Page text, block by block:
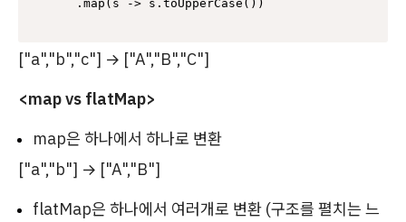
["a","b","c"] → ["A","B","C"]
<map vs flatMap>
map은 하나에서 하나로 변환
["a","b"] → ["A","B"]
flatMap은 하나에서 여러개로 변환 (구조를 펼치는 느